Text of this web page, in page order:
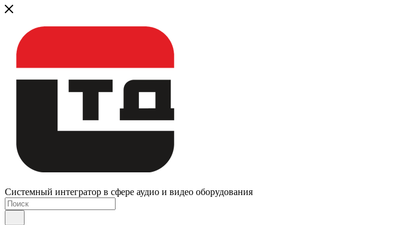
Системный интегратор в сфере аудио и видео оборудования